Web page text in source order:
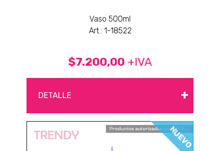
Vaso 500ml
Art.: 1-18522
$7.200,00 +IVA
DETALLE +
NUEVO